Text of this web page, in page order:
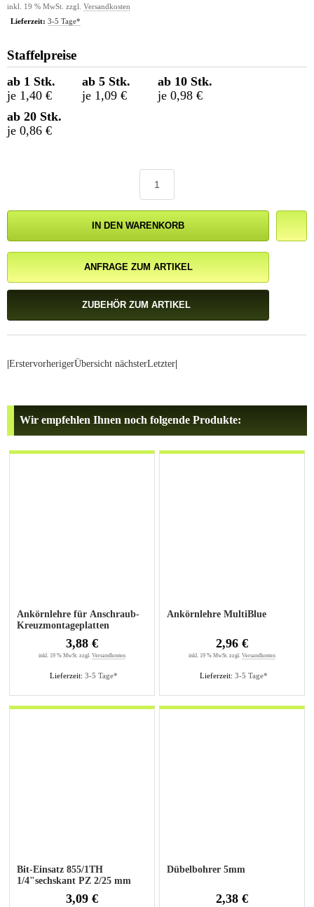
inkl. 19 % MwSt. zzgl. Versandkosten
Lieferzeit: 3-5 Tage*
Staffelpreise
ab 1 Stk.
je 1,40 €
ab 5 Stk.
je 1,09 €
ab 10 Stk.
je 0,98 €
ab 20 Stk.
je 0,86 €
IN DEN WARENKORB
ANFRAGE ZUM ARTIKEL
ZUBEHÖR ZUM ARTIKEL
|ErstervorherigerÜbersicht nächsterLetzter|
Wir empfehlen Ihnen noch folgende Produkte:
Ankörnlehre für Anschraub-
Kreuzmontageplatten
Lieferzeit: 3-5 Tage*
3,88 €
inkl. 19 % MwSt. zzgl. Versandkosten
Ankörnlehre MultiBlue
Lieferzeit: 3-5 Tage*
2,96 €
inkl. 19 % MwSt. zzgl. Versandkosten
Bit-Einsatz 855/1TH
1/4"sechskant PZ 2/25 mm
3,09 €
Dübelbohrer 5mm
2,38 €